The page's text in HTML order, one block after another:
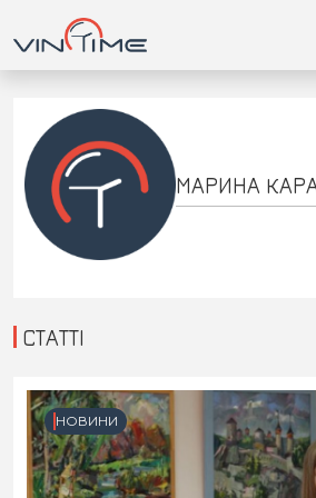
Головна
Війна
Кримінал
Здоров'я
Приватна думка
МАРИНА
СТАТТІ
НОВИНИ